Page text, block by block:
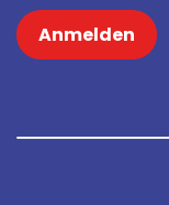
Anmelden